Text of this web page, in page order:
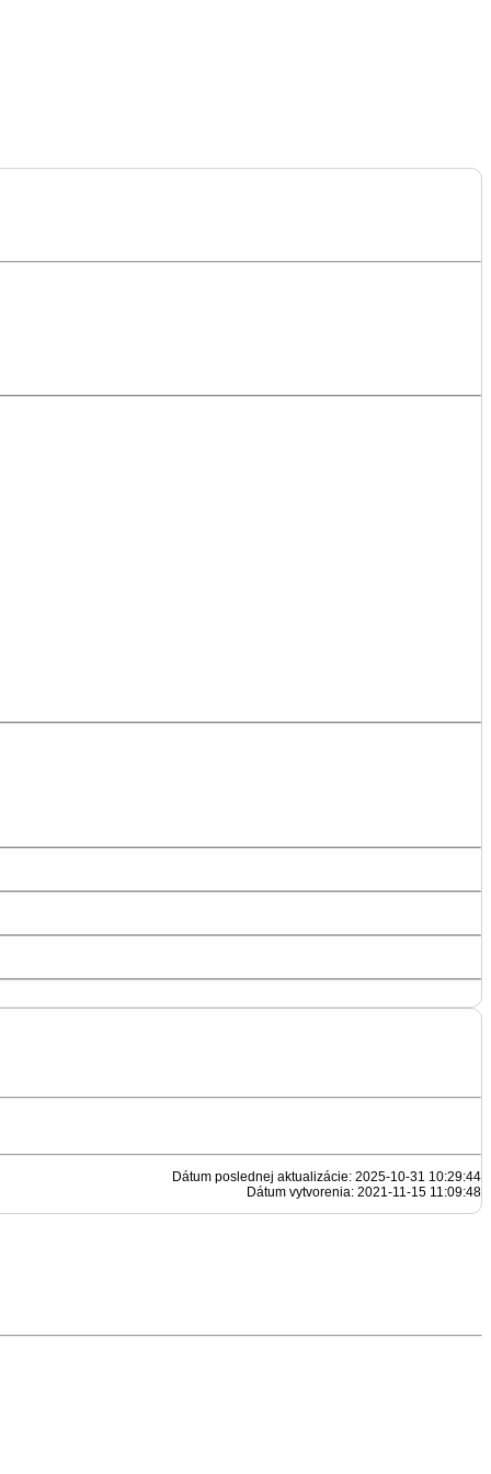
Dátum poslednej aktualizácie: 2025-10-31 10:29:44
Dátum vytvorenia: 2021-11-15 11:09:48